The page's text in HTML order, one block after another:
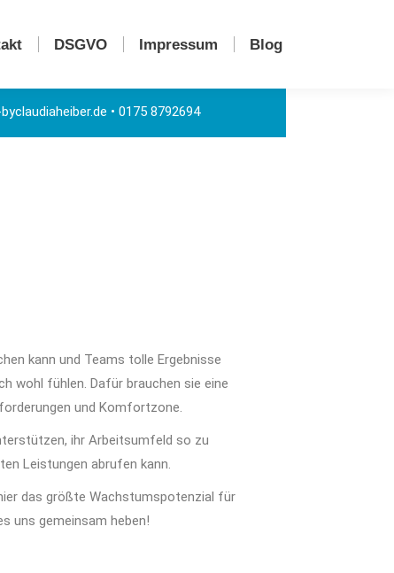
DSGVO Impressum Blog
• 0175 8792694
kann und Teams tolle Ergebnisse
wohl fühlen. Dafür brauchen sie eine
und Komfortzone.
ihr Arbeitsumfeld so zu
Leistungen abrufen kann.
das größte Wachstumspotenzial für
uns gemeinsam heben!